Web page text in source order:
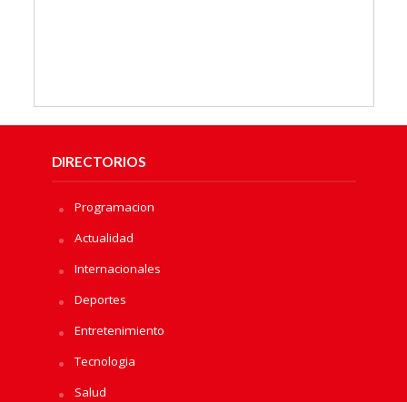
DIRECTORIOS
Programacion
Actualidad
Internacionales
Deportes
Entretenimiento
Tecnologia
Salud